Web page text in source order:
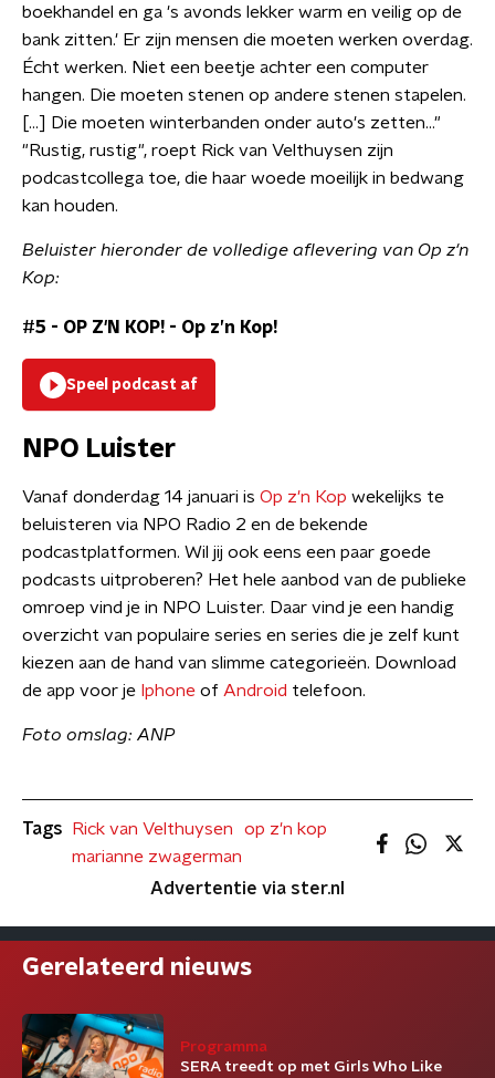
boekhandel en ga 's avonds lekker warm en veilig op de
bank zitten.' Er zijn mensen die moeten werken overdag.
Écht werken. Niet een beetje achter een computer
hangen. Die moeten stenen op andere stenen stapelen.
[...] Die moeten winterbanden onder auto's zetten..."
"Rustig, rustig", roept Rick van Velthuysen zijn
podcastcollega toe, die haar woede moeilijk in bedwang
kan houden.
Beluister hieronder de volledige aflevering van Op z'n
Kop:
#5 - OP Z'N KOP! - Op z’n Kop!
Speel podcast af
NPO Luister
Vanaf donderdag 14 januari is Op z'n Kop wekelijks te
beluisteren via NPO Radio 2 en de bekende
podcastplatformen. Wil jij ook eens een paar goede
podcasts uitproberen? Het hele aanbod van de publieke
omroep vind je in NPO Luister. Daar vind je een handig
overzicht van populaire series en series die je zelf kunt
kiezen aan de hand van slimme categorieën. Download
de app voor je Iphone of Android telefoon.
Foto omslag: ANP
Tags Rick van Velthuysen
op z'n kop
marianne zwagerman
Advertentie via ster.nl
Gerelateerd nieuws
Programma
SERA treedt op met Girls Who Like